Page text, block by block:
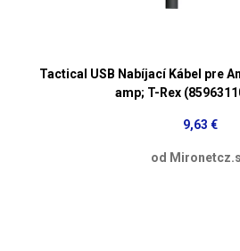
Tactical USB Nabíjací Kábel pre
amp; T-Rex
9,63 €
od